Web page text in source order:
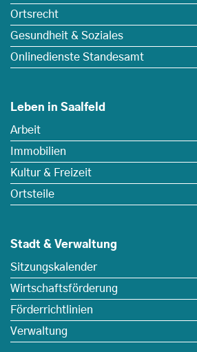
Ortsrecht
Gesundheit & Soziales
Onlinedienste Standesamt
Leben in Saalfeld
Arbeit
Immobilien
Kultur & Freizeit
Ortsteile
Stadt & Verwaltung
Sitzungskalender
Wirtschaftsförderung
Förderrichtlinien
Verwaltung